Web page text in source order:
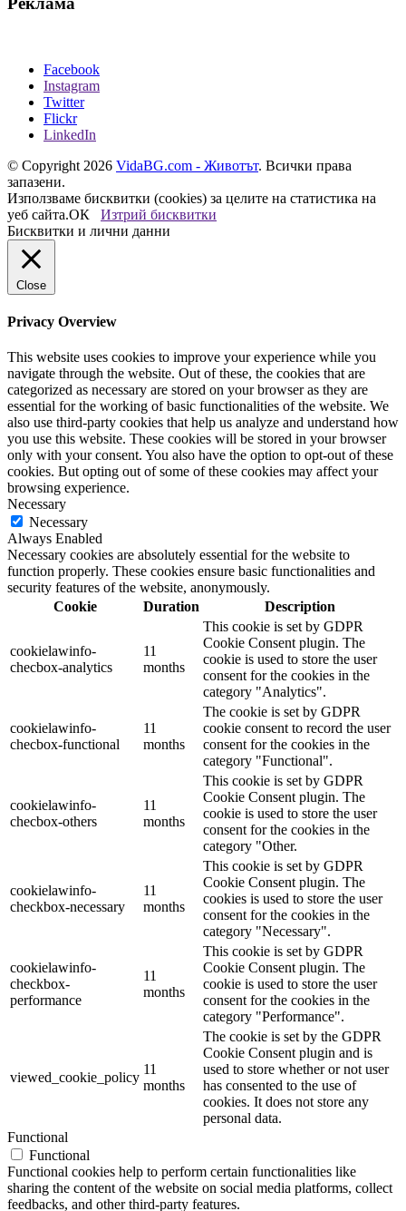
Facebook
Instagram
Twitter
Flickr
LinkedIn
© Copyright 2026 VidaBG.com - Животът. Всички права
запазени.
Използваме бисквитки (cookies) за целите на статистика на
уеб сайта.ОК
Изтрий бисквитки
Бисквитки и лични данни
Close
Privacy Overview
This website uses cookies to improve your experience while you
navigate through the website. Out of these, the cookies that are
categorized as necessary are stored on your browser as they are
essential for the working of basic functionalities of the website. We
also use third-party cookies that help us analyze and understand how
you use this website. These cookies will be stored in your browser
only with your consent. You also have the option to opt-out of these
cookies. But opting out of some of these cookies may affect your
browsing experience.
Necessary
Necessary
Always Enabled
Necessary cookies are absolutely essential for the website to
function properly. These cookies ensure basic functionalities and
security features of the website, anonymously.
Cookie
Duration Description
cookielawinfo-
checbox-analytics
11
months
This cookie is set by GDPR
Cookie Consent plugin. The
cookie is used to store the user
consent for the cookies in the
category "Analytics".
cookielawinfo-
checbox-functional
11
months
The cookie is set by GDPR
cookie consent to record the user
consent for the cookies in the
category "Functional".
cookielawinfo-
checbox-others
11
months
This cookie is set by GDPR
Cookie Consent plugin. The
cookie is used to store the user
consent for the cookies in the
category "Other.
cookielawinfo-
checkbox-necessary
11
months
This cookie is set by GDPR
Cookie Consent plugin. The
cookies is used to store the user
consent for the cookies in the
category "Necessary".
cookielawinfo-
checkbox-
performance
11
months
This cookie is set by GDPR
Cookie Consent plugin. The
cookie is used to store the user
consent for the cookies in the
category "Performance".
viewed_cookie_policy
11
months
The cookie is set by the GDPR
Cookie Consent plugin and is
used to store whether or not user
has consented to the use of
cookies. It does not store any
personal data.
Functional
Functional
Functional cookies help to perform certain functionalities like
sharing the content of the website on social media platforms, collect
feedbacks, and other third-party features.